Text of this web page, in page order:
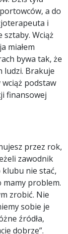
a do
i
sztaby. Wciąż
miałem
bywa tak, że
ludzi. Brakuje
podstaw
finansowej
przez rok,
zawodnik
nie stać,
mamy problem.
zrobić. Nie
sobie je
źródła,
dobrze”.